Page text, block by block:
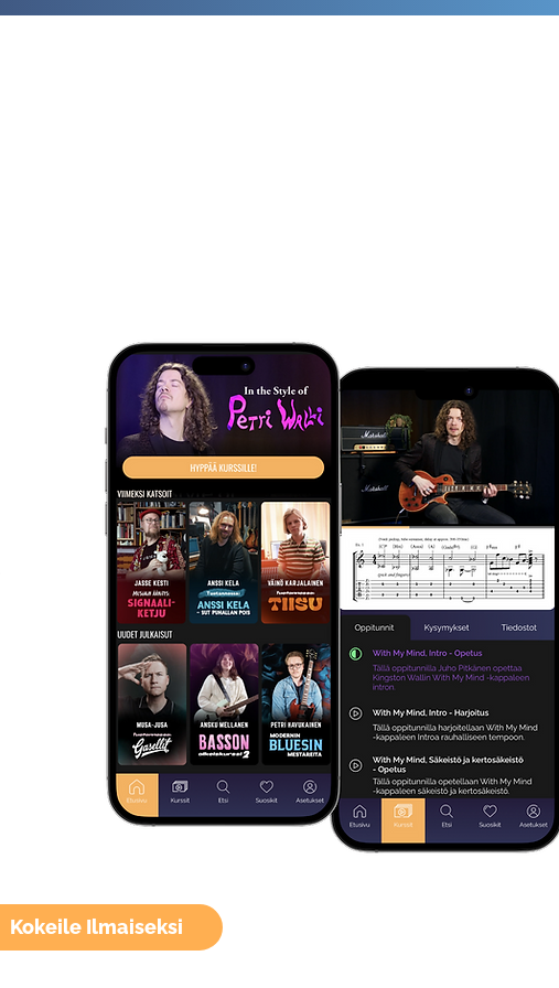
Kokeile Ilmaiseksi